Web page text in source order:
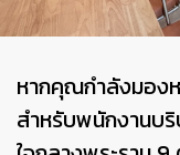
หากคุณกำลังมอง
สำหรับพนักงานบ